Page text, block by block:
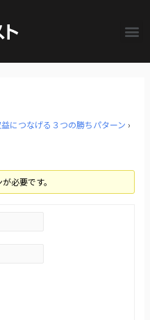
につなげる３つの勝ちパターン ›
必要です。